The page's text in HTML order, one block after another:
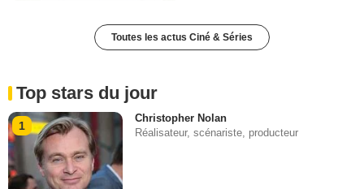
Toutes les actus Ciné & Séries
Top stars du jour
1
Christopher Nolan
Réalisateur, scénariste, producteur